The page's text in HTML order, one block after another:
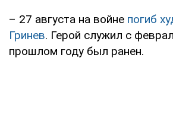
– 27 августа на войне погиб
Гринев. Герой служил с
прошлом году был ранен.